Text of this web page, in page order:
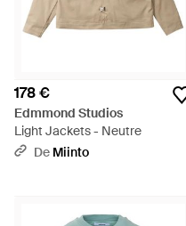
178 €
Edmmond Studios
Light Jackets - Neutre
De Miinto